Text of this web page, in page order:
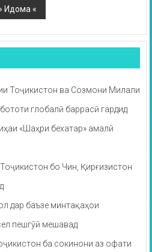
Тоҷикистон ва Созмони Милали
глобалӣ баррасӣ гардид
«Шаҳри бехатар» амалӣ
бо Чин, Қирғизистон
дар баъзе минтақаҳои
пешгӯӣ мешавад
ба сокинони аз офати